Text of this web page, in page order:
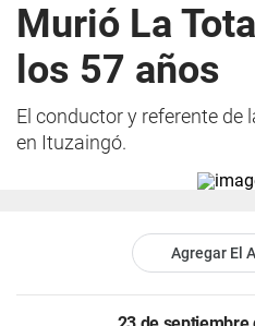
Murió La
los 57 años
El conductor y referente
en Ituzaingó.
Agregar El